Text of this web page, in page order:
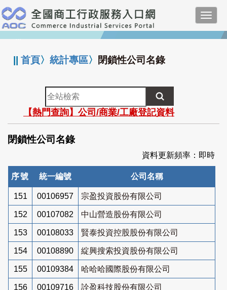
跳
到
主
要
:::
||首頁〉統計專區〉 閉鎖性公司名錄
全
站
檢
索
【熱門查詢】公司/商業/工廠登記資料
閉鎖性公司名錄
資料更新頻率：即時
序號 統一編號 公司名稱
151 00106957 宗盈投資股份有限公司
152 00107082 中山營造股份有限公司
153 00108033 賢泰投資控股股份有限公司
154 00108890 綻興搜索投資股份有限公司
155 00109384 哈哈哈國際股份有限公司
156 00109716 詮盈科技股份有限公司